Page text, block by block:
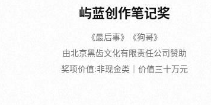
屿蓝创作笔记奖
《最后事》《狗哥》
由北京黑齿文化有限责任公司赞助
奖项价值:非现金类｜价值三十万元